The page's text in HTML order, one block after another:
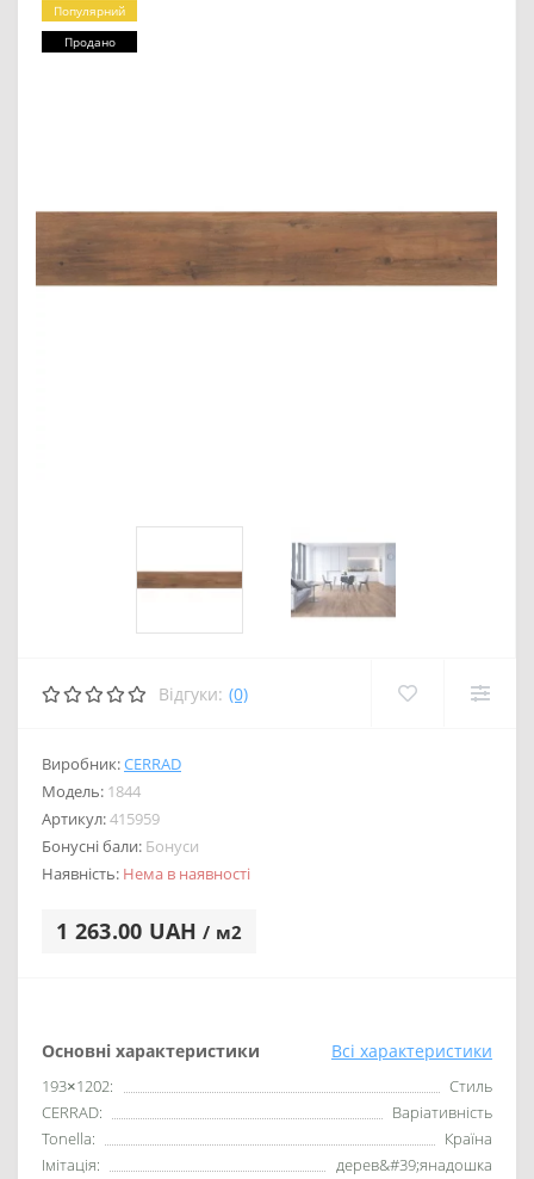
Популярний
Продано
Відгуки: (0)
Виробник:CERRAD
Модель: 1844
Артикул:415959
Бонусні бали: Бонуси
Наявність: Нема в наявності
1 263.00 UAH / м2
Основні характеристики Всі характеристики
193×1202:
Стиль
CERRAD:
Варіативність
Tonella:
Країна
Імітація:
дерев&#39;янадошка